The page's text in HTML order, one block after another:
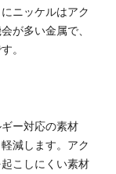
ニッケルはアク
が多い金属で、
。
ー対応の素材
減します。アク
こしにくい素材